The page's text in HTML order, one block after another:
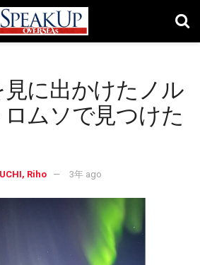
に出かけたノル
ムソで見つけた
Riho 3年 ago